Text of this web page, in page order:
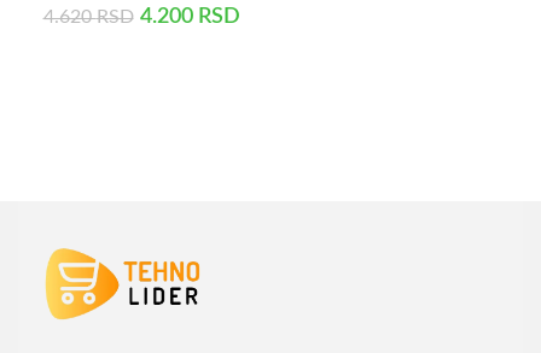
4.620RSD 4.200 RSD